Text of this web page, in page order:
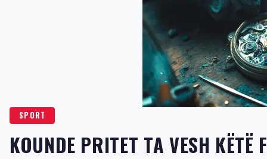
SPORT
KOUNDE PRITET TA VESH KËTË